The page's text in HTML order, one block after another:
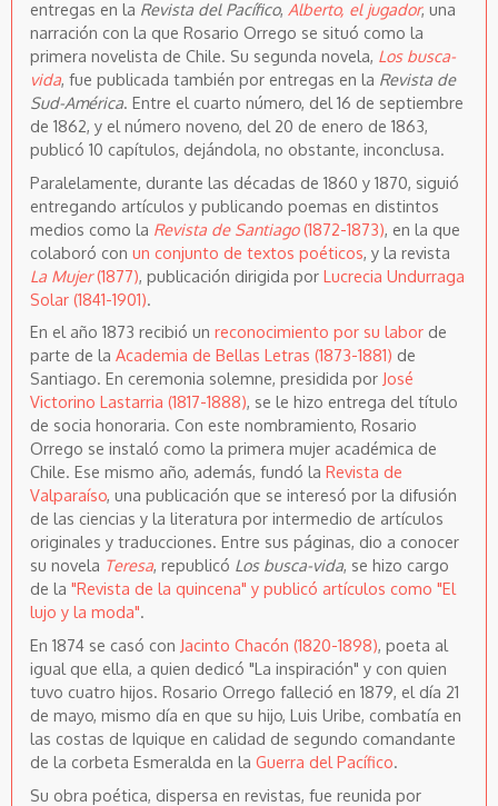
entregas en la Revista del Pacífico, Alberto, el jugador, una
narración con la que Rosario Orrego se situó como la
primera novelista de Chile. Su segunda novela, Los busca-
vida, fue publicada también por entregas en la Revista de
Sud-América. Entre el cuarto número, del 16 de septiembre
de 1862, y el número noveno, del 20 de enero de 1863,
publicó 10 capítulos, dejándola, no obstante, inconclusa.
Paralelamente, durante las décadas de 1860 y 1870, siguió
entregando artículos y publicando poemas en distintos
medios como la Revista de Santiago(1872-1873), en la que
colaboró con un conjunto de textos poéticos, y la revista
La Mujer(1877), publicación dirigida por Lucrecia Undurraga
Solar (1841-1901).
En el año 1873 recibió un reconocimiento por su labor de
parte de la Academia de Bellas Letras (1873-1881) de
Santiago. En ceremonia solemne, presidida por José
Victorino Lastarria (1817-1888), se le hizo entrega del título
de socia honoraria. Con este nombramiento, Rosario
Orrego se instaló como la primera mujer académica de
Chile. Ese mismo año, además, fundó la Revista de
Valparaíso, una publicación que se interesó por la difusión
de las ciencias y la literatura por intermedio de artículos
originales y traducciones. Entre sus páginas, dio a conocer
su novela Teresa, republicó Los busca-vida, se hizo cargo
de la "Revista de la quincena" y publicó artículos como "El
lujo y la moda".
En 1874 se casó con Jacinto Chacón (1820-1898), poeta al
igual que ella, a quien dedicó "La inspiración" y con quien
tuvo cuatro hijos. Rosario Orrego falleció en 1879, el día 21
de mayo, mismo día en que su hijo, Luis Uribe, combatía en
las costas de Iquique en calidad de segundo comandante
de la corbeta Esmeralda en la Guerra del Pacífico.
Su obra poética, dispersa en revistas, fue reunida por